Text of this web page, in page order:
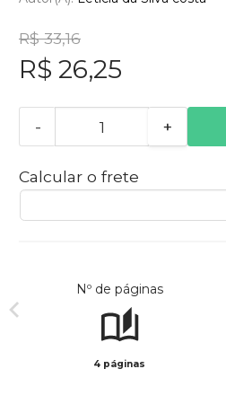
R$ 33,16
R$ 26,25
- +
Calcular o frete
Nº de páginas
4 páginas